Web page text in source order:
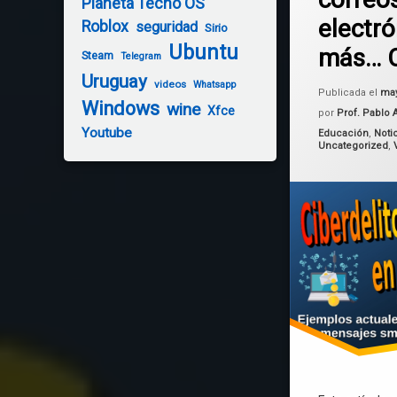
más…
Publicada el
por Prof. Pablo
Categorías:
Educación,
Uncategorized,
Uruguay
Planeta Tecno OS
Roblox seguridad Sirio
Steam Telegram Ubuntu
Uruguay videos Whatsapp
Windows wine Xfce
Youtube